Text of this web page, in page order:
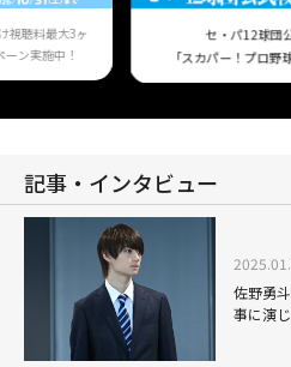
視聴料最大3ヶ
ン実施中！
セ・パ12球団
「スカパー！プロ野
記事・インタビュー
佐野勇
事に演